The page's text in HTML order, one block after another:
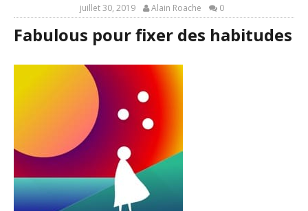
juillet 30, 2019 Alain Roache 0
Fabulous pour fixer des habitudes